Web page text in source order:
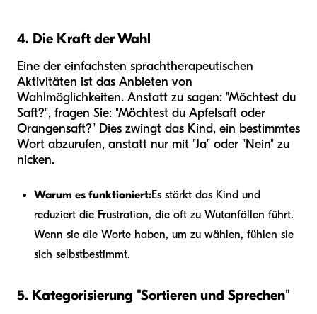
4. Die Kraft der Wahl
Eine der einfachsten sprachtherapeutischen
Aktivitäten ist das Anbieten von
Wahlmöglichkeiten. Anstatt zu sagen: "Möchtest du
Saft?", fragen Sie: "Möchtest du Apfelsaft oder
Orangensaft?" Dies zwingt das Kind, ein bestimmtes
Wort abzurufen, anstatt nur mit "Ja" oder "Nein" zu
nicken.
Warum es funktioniert:Es stärkt das Kind und
reduziert die Frustration, die oft zu Wutanfällen führt.
Wenn sie die Worte haben, um zu wählen, fühlen sie
sich selbstbestimmt.
5. Kategorisierung "Sortieren und Sprechen"